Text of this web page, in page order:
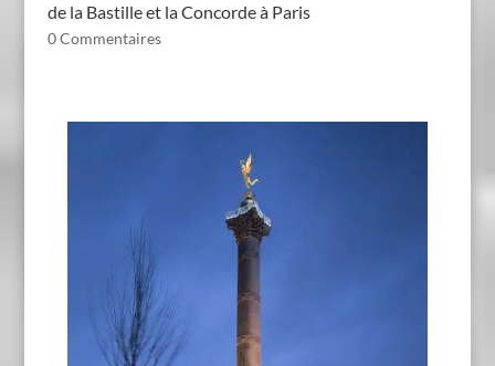
de la Bastille et la Concorde à Paris
0 Commentaires